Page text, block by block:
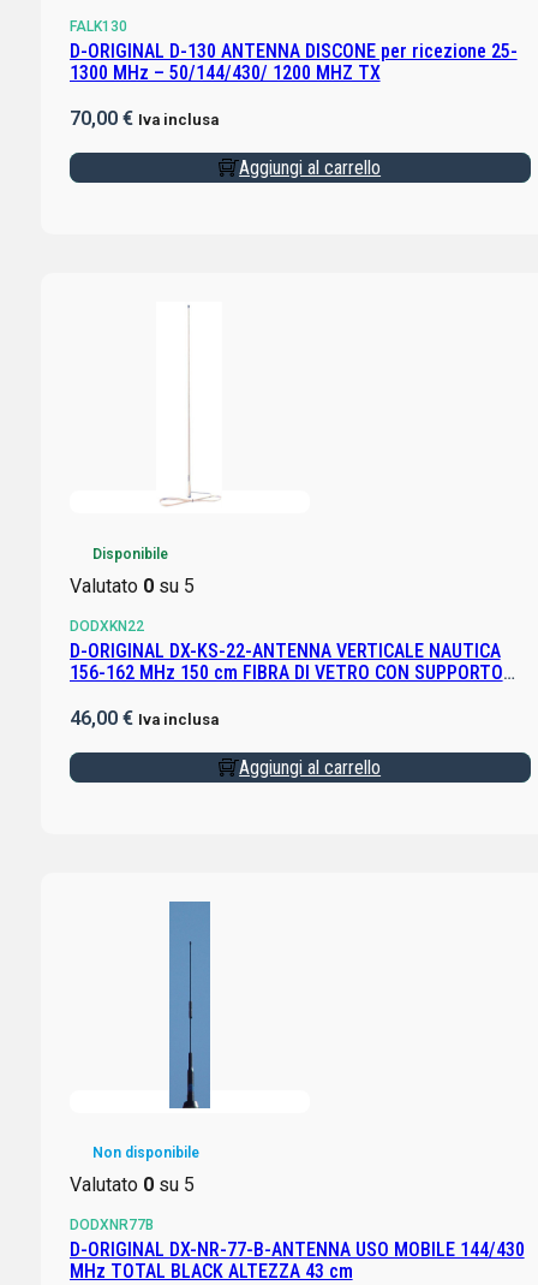
FALK130
D-ORIGINAL D-130 ANTENNA DISCONE per ricezione 25-
1300 MHz – 50/144/430/ 1200 MHZ TX
70,00 € Iva inclusa
Aggiungi al carrello
Disponibile
Valutato 0su 5
DODXKN22
D-ORIGINAL DX-KS-22-ANTENNA VERTICALE NAUTICA
156-162 MHz 150 cm FIBRA DI VETRO CON SUPPORTO
46,00 € Iva inclusa
Aggiungi al carrello
Non disponibile
Valutato 0su 5
DODXNR77B
D-ORIGINAL DX-NR-77-B-ANTENNA USO MOBILE 144/430
MHz TOTAL BLACK ALTEZZA 43 cm